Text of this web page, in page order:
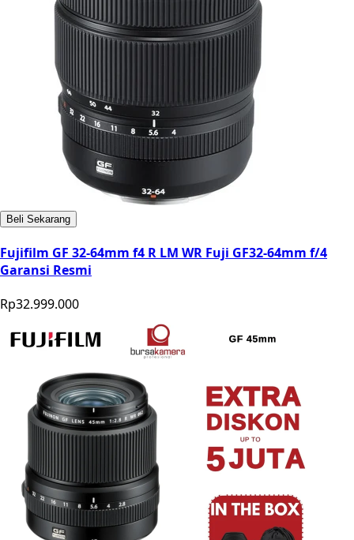
Beli Sekarang
Fujifilm GF 32-64mm f4 R LM WR Fuji GF32-64mm f/4
Garansi Resmi
Rp32.999.000